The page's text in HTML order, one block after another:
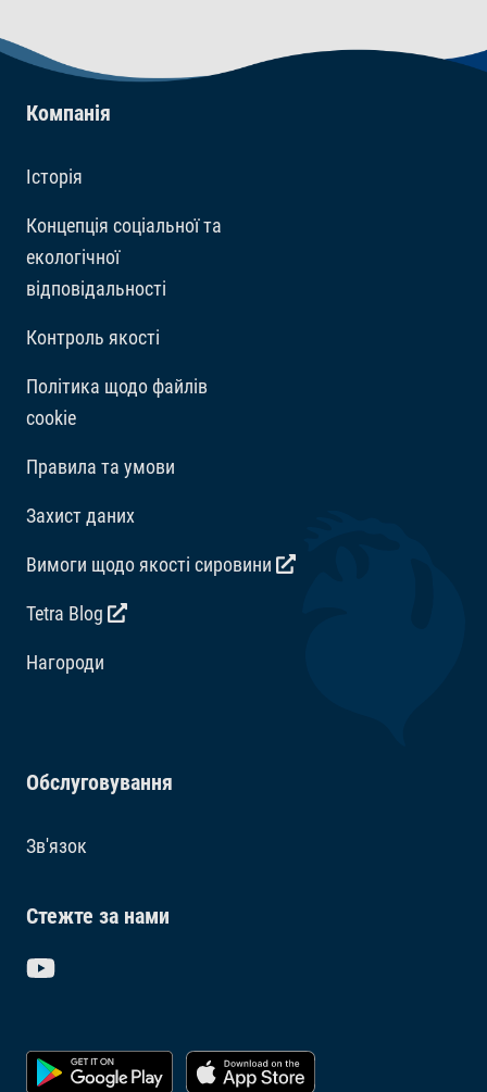
Компанія
Історія
Концепція соціальної та
екологічної
відповідальності
Контроль якості
Політика щодо файлів
cookie
Правила та умови
Захист даних
Вимоги щодо якості сировини
Tetra Blog
Hагороди
Обслуговування
Зв'язок
Стежте за нами